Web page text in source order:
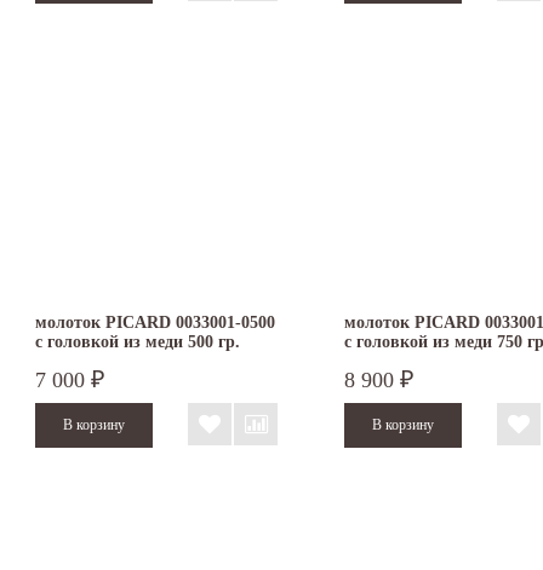
молоток PICARD 0033001-0500
с головкой из меди 500 гр.
7 000 ₽
молоток PICARD
с головкой из меди 750
8 900 ₽